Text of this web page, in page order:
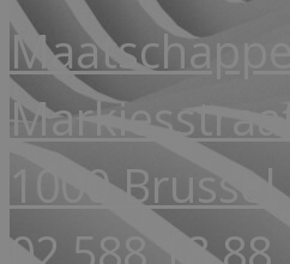
1000 Brussel